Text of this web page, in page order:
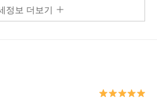
정보 더보기